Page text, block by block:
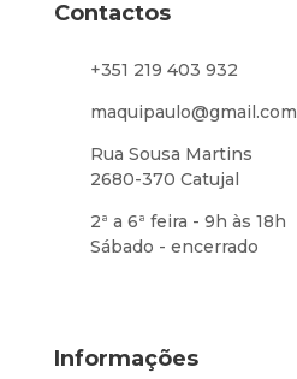
Contactos
+351 219 403 932
maquipaulo@gmail.com
Rua Sousa Martins
2680-370 Catujal
2ª a 6ª feira - 9h às 18h
Sábado - encerrado
Informações